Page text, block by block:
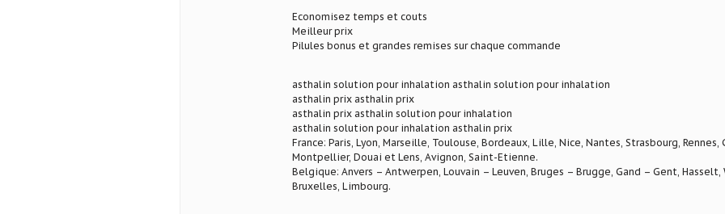
Economisez temps et couts
Meilleur prix
Pilules bonus et grandes remises sur chaque commande
asthalin solution pour inhalation asthalin solution pour inhalation
asthalin prix asthalin prix
asthalin prix asthalin solution pour inhalation
asthalin solution pour inhalation asthalin prix
France: Paris, Lyon, Marseille, Toulouse, Bordeaux, Lille, Nice, Nantes, Strasbourg, Rennes,
Montpellier, Douai et Lens, Avignon, Saint-Etienne.
Belgique: Anvers – Antwerpen, Louvain – Leuven, Bruges – Brugge, Gand – Gent, Hasselt,
Bruxelles, Limbourg.